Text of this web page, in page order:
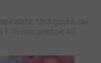
fără gaură, de
15 mm, preț pe 49